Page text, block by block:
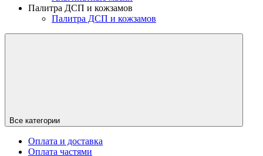
Палитра ДСП и кожзамов
Палитра ДСП и кожзамов
Все категории
Оплата и доставка
Оплата частями